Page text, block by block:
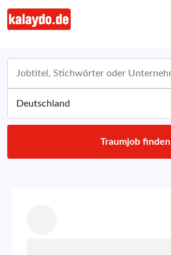
Traumjob finden